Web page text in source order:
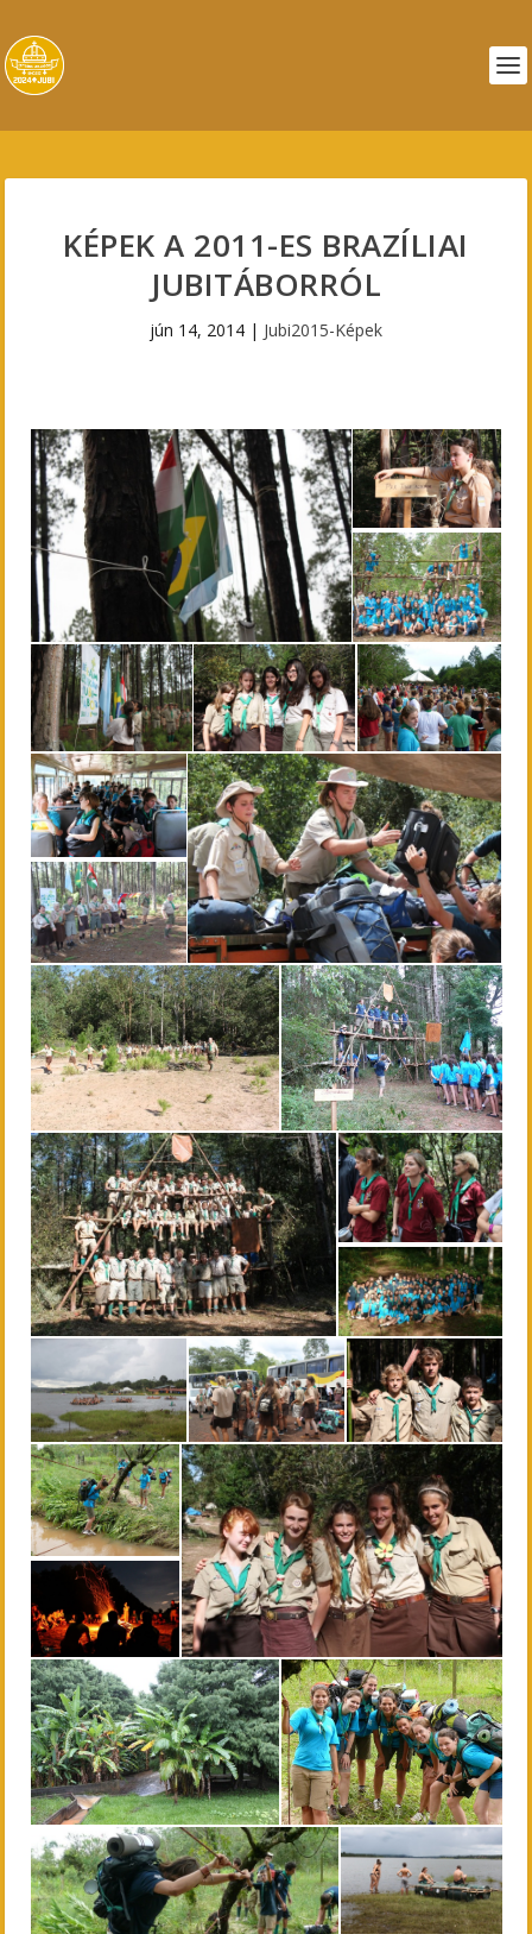
KÉPEK A 2011-ES BRAZÍLIAI
JUBITÁBORRÓL
jún 14, 2014 | Jubi2015-Képek